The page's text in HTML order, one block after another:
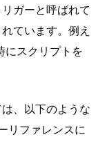
ガーと呼ばれて
ています。例え
にスクリプトを
、以下のような
リファレンスに